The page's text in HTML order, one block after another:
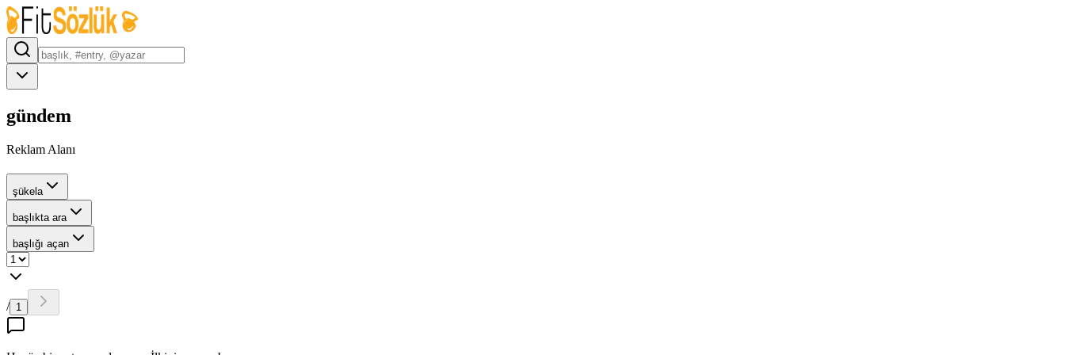
gündem
Reklam Alanı
şükela
başlıkta ara
başlığı açan
/ 1